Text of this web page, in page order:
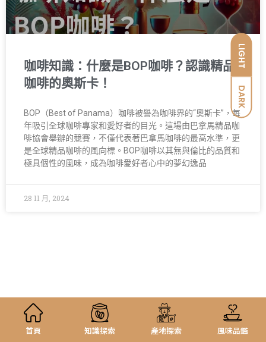
LIGHT
DARK
咖啡知識：什麼是BOP咖啡？認識精品
咖啡的奧斯卡！
BOP（Best of Panama）咖啡被譽為咖啡界的“奧斯卡”，每
年吸引全球咖啡專家和愛好者的目光。這場由巴拿馬精品咖
啡協會舉辦的競賽，不僅代表著巴拿馬咖啡的最高水準，更
是全球精品咖啡的風向標。BOP咖啡以其無與倫比的品質和
極具個性的風味，成為咖啡愛好者心中的夢幻逸品
28 11 月, 2024
首頁 知識探索 產地探索 風味品鑑